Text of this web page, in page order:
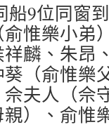
船9位同窗
惟樂小弟
麟、朱昂
葵（俞惟樂
夫人（佘
）、俞惟